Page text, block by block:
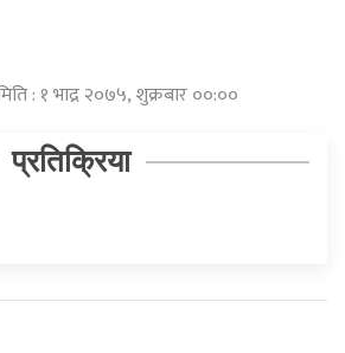
: १ भाद्र २०७५, शुक्रबार ००:००
प्रतिक्रिया